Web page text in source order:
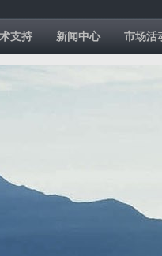
支持 新闻中心 市场活